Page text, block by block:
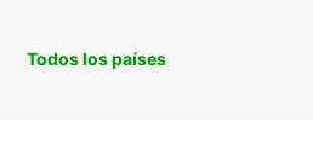
Todos los países